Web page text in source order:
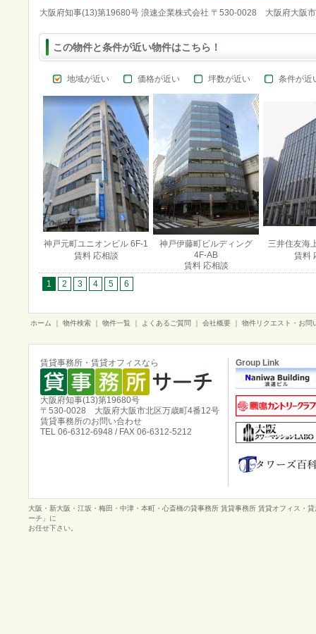
大阪府知事(13)第19680号 浪速企業株式会社 〒530-0028 大阪府大阪
この物件と条件が近い物件はこちら！
地域が近い 価格が近い 坪数が近い 条件が近
神戸元町ユニオンビル 6F-1
賃料 応相談
神戸伊藤町ビルディング
4F-AB
賃料 応相談
三井住友海
賃料
1 2 3 4 5 6
ホーム 物件検索 物件一覧 よくあるご質問 会社概要 物件リクエスト・お問
賃貸事務所・賃貸オフィスなら
大阪府知事(13)第19680号
〒530-0028 大阪府大阪市北区万歳町4番12号
賃貸事務所のお問い合わせ
TEL 06-6312-6948 / FAX 06-6312-5212
Group Link
大阪・新大阪・江坂・梅田・中津・本町・心斎橋の貸事務所 賃貸事務所 賃貸オフィス・
ーチ」に
お任せ下さい。